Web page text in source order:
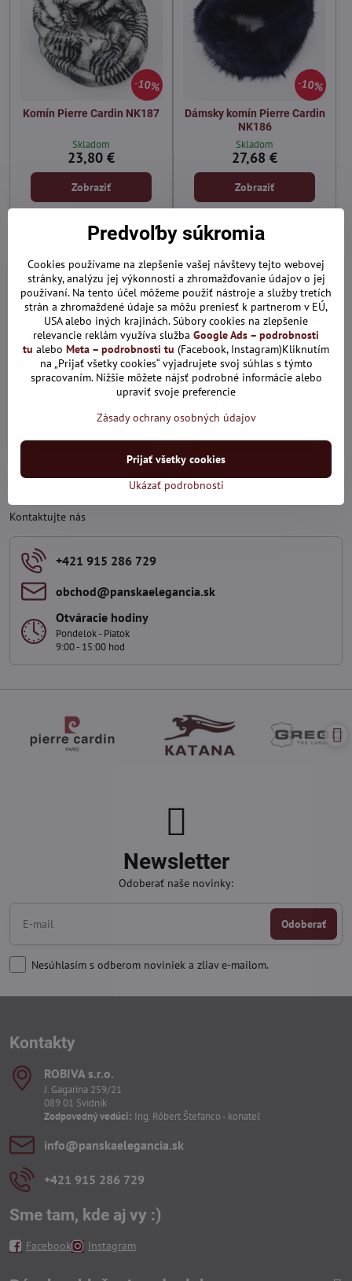
10%
Komín Pierre Cardin NK187
Skladom
23,80 €
Zobraziť
10%
Dámsky komín Pierre Cardin
NK186
Skladom
27,68 €
Zobraziť
10%
Len dnes: Zľava 10% s kódom:
Pierre Cardin S284
24,35 €
Zobraziť
20%
Len dnes: Zľava 10% s kódom:
ALL10
Coveri World 369
19,68 €
Zobraziť
Potrebujete poradiť?
Kontaktujte nás
+421 915 286 729
obchod​@panskaelegancia​.sk
Otváracie hodiny
Pondelok - Piatok
9:00 - 15:00 hod
Newsletter
Odoberať naše novinky:
Odoberať
Nesúhlasím s odberom noviniek a zliav e-mailom.
Kontakty
ROBIVA s​.r​.o​.
J. Gagarina 259/21
089 01 Svidník
Zodpovedný vedúci: Ing. Róbert Štefanco - konateľ
info​@panskaelegancia​.sk
+421 915 286 729
Sme tam, kde aj vy :)
Facebook Instagram
Predvoľby súkromia
Cookies používame na zlepšenie vašej návštevy tejto webovej
stránky, analýzu jej výkonnosti a zhromažďovanie údajov o jej
používaní. Na tento účel môžeme použiť nástroje a služby tretích
strán a zhromaždené údaje sa môžu preniesť k partnerom v EÚ,
USA alebo iných krajinách. Súbory cookies na zlepšenie
relevancie reklám využíva služba Google Ads – podrobnosti
tu alebo Meta – podrobnosti tu (Facebook, Instagram)Kliknutím
na „Prijať všetky cookies“ vyjadrujete svoj súhlas s týmto
spracovaním. Nižšie môžete nájsť podrobné informácie alebo
upraviť svoje preferencie
Zásady ochrany osobných údajov
Ukázať podrobnosti
Prijať všetky cookies